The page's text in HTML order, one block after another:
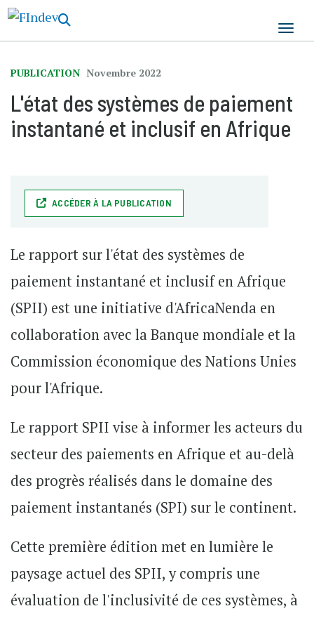
principal
PUBLICATION Novembre 2022
L'état des systèmes de paiement
instantané et inclusif en Afrique
ACCÉDER À LA PUBLICATION
Le rapport sur l'état des systèmes de
paiement instantané et inclusif en Afrique
(SPII) est une initiative d'AfricaNenda en
collaboration avec la Banque mondiale et la
Commission économique des Nations Unies
pour l'Afrique.
Le rapport SPII vise à informer les acteurs du
secteur des paiements en Afrique et au-delà
des progrès réalisés dans le domaine des
paiement instantanés (SPI) sur le continent.
Cette première édition met en lumière le
paysage actuel des SPII, y compris une
évaluation de l'inclusivité de ces systèmes, à